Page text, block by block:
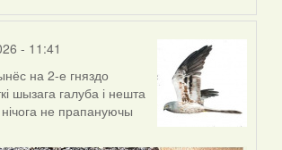
- 11:41
на 2-е гняздо
шызага галуба і нешта
не прапануючы